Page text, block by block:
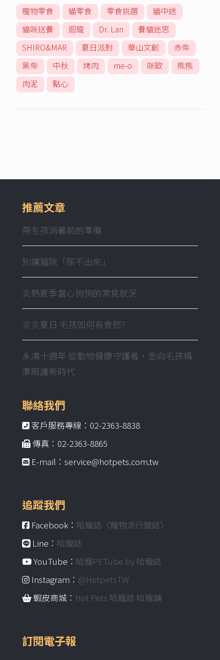
寵物零食 貓零食 零食挑選
貓中途
貓咪送養
迴龍 Dr. Lan
養貓迷思
SHIRO&MAR
夏日派對 華山文創
赤柴
黑柴
中秋 烤肉 me-o 咪歐
熊熊
肉泥
點心
推薦文章
帶毛孩消暑前的準備
別讓貓咪「尿不出來」
炎熱夏季當心狗狗的常見狀況
炎炎夏日 毛孩如何有食慾?
永鴻十週年 從動物健康守護者，走向毛孩精
準照護新時代
聯絡我們
客戶服務專線：02-2363-8838
傳真：02-2363-8865
E-mail：service@hotpets.com.tw
追蹤我們
Facebook： 哈寵誌〈寵物流行雜誌〉
Line： 哈寵誌
YouTube： 哈寵PETube by 哈寵誌
Instagram： @HotpetsTW
蝦皮商城： Hot Pets 哈寵誌 哈寵舖
訂閱電子報